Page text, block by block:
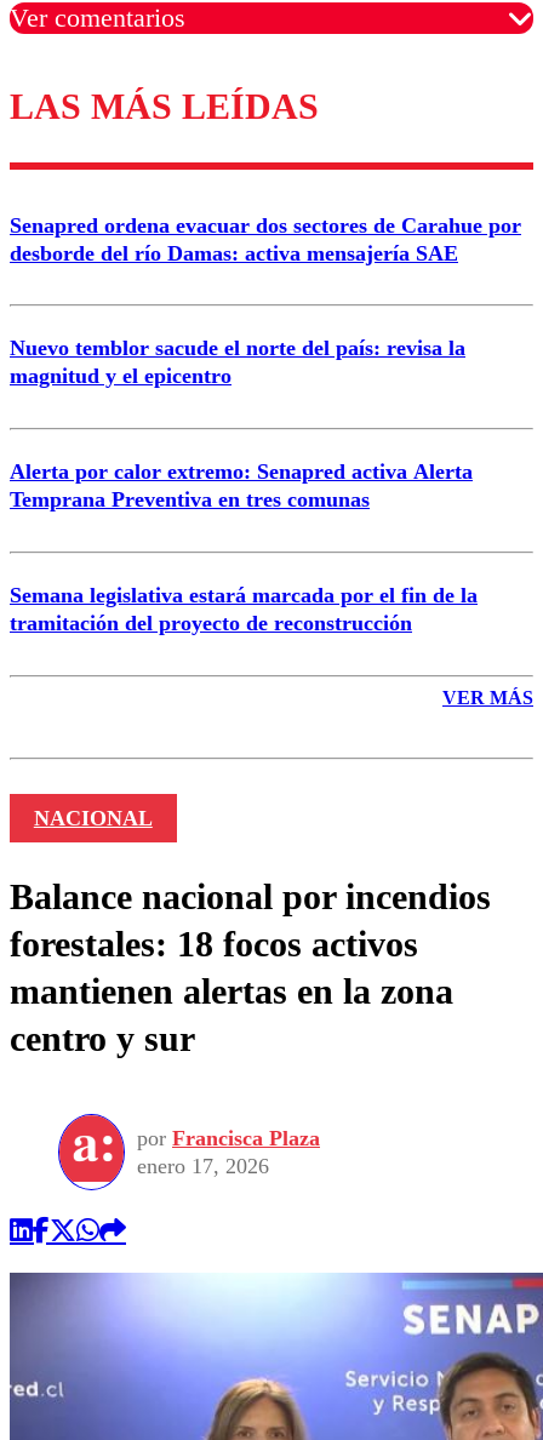
Ver comentarios
Los comentarios son moderados para garantizar un
diálogo respetuoso.
Correo
LAS MÁS LEÍDAS
Senapred ordena evacuar dos sectores de Carahue por
desborde del río Damas: activa mensajería SAE
Nuevo temblor sacude el norte del país: revisa la
magnitud y el epicentro
Alerta por calor extremo: Senapred activa Alerta
Temprana Preventiva en tres comunas
Semana legislativa estará marcada por el fin de la
tramitación del proyecto de reconstrucción
VER MÁS
NACIONAL
Balance nacional por incendios
forestales: 18 focos activos
mantienen alertas en la zona
centro y sur
por Francisca Plaza
enero 17, 2026